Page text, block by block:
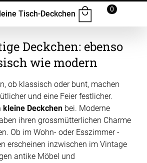
Tisch-Deckchen
0
Deckchen: ebenso
wie modern
ob klassisch oder bunt, machen
und eine Feier festlicher.
kleine Deckchen bei. Moderne
ihren grossmütterlichen Charme
Ob im Wohn- oder Esszimmer -
erscheinen inzwischen im Vintage
antike Möbel und